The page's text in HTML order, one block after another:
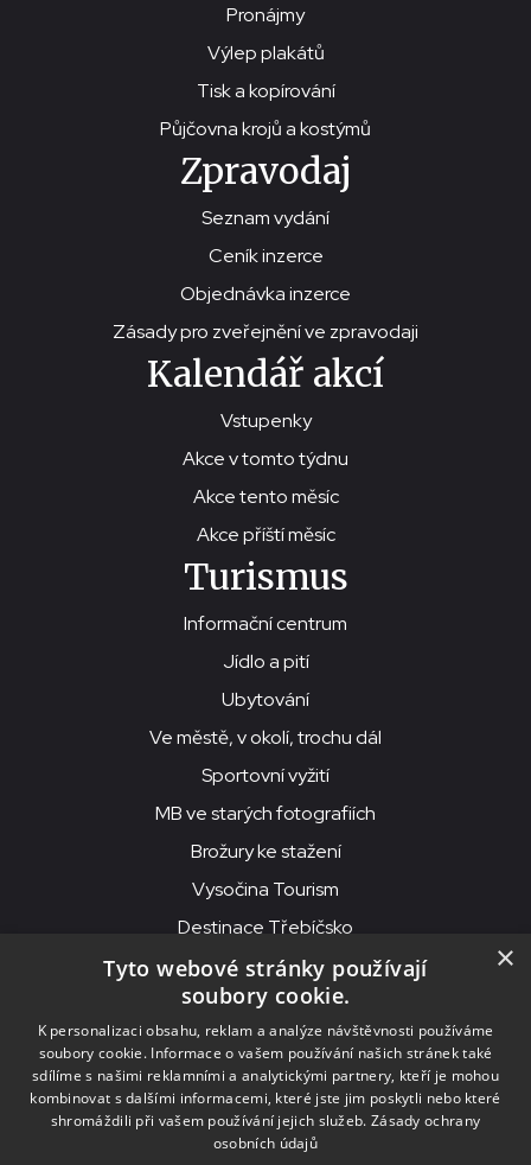
Pronájmy
Výlep plakátů
Tisk a kopírování
Půjčovna krojů a kostýmů
Zpravodaj
Seznam vydání
Ceník inzerce
Objednávka inzerce
Zásady pro zveřejnění ve zpravodaji
Kalendář akcí
Vstupenky
Akce v tomto týdnu
Akce tento měsíc
Akce příští měsíc
Turismus
Informační centrum
Jídlo a pití
Ubytování
Ve městě, v okolí, trochu dál
Sportovní vyžití
MB ve starých fotografiích
Brožury ke stažení
Vysočina Tourism
Destinace Třebíčsko
© 2026MKS Beseda Mor. Budějovice
MKS Beseda, příspěvková organizace, Purcnerova 62, 676 02
Moravské Budějovice
IČO: 00091758, DIČ: CZ00091758, ID datové schránky: chjn2kd
×
Tyto webové stránky používají
soubory cookie.
K personalizaci obsahu, reklam a analýze návštěvnosti používáme
soubory cookie. Informace o vašem používání našich stránek také
sdílíme s našimi reklamními a analytickými partnery, kteří je mohou
kombinovat s dalšími informacemi, které jste jim poskytli nebo které
shromáždili při vašem používání jejich služeb. Zásady ochrany
osobních údajů